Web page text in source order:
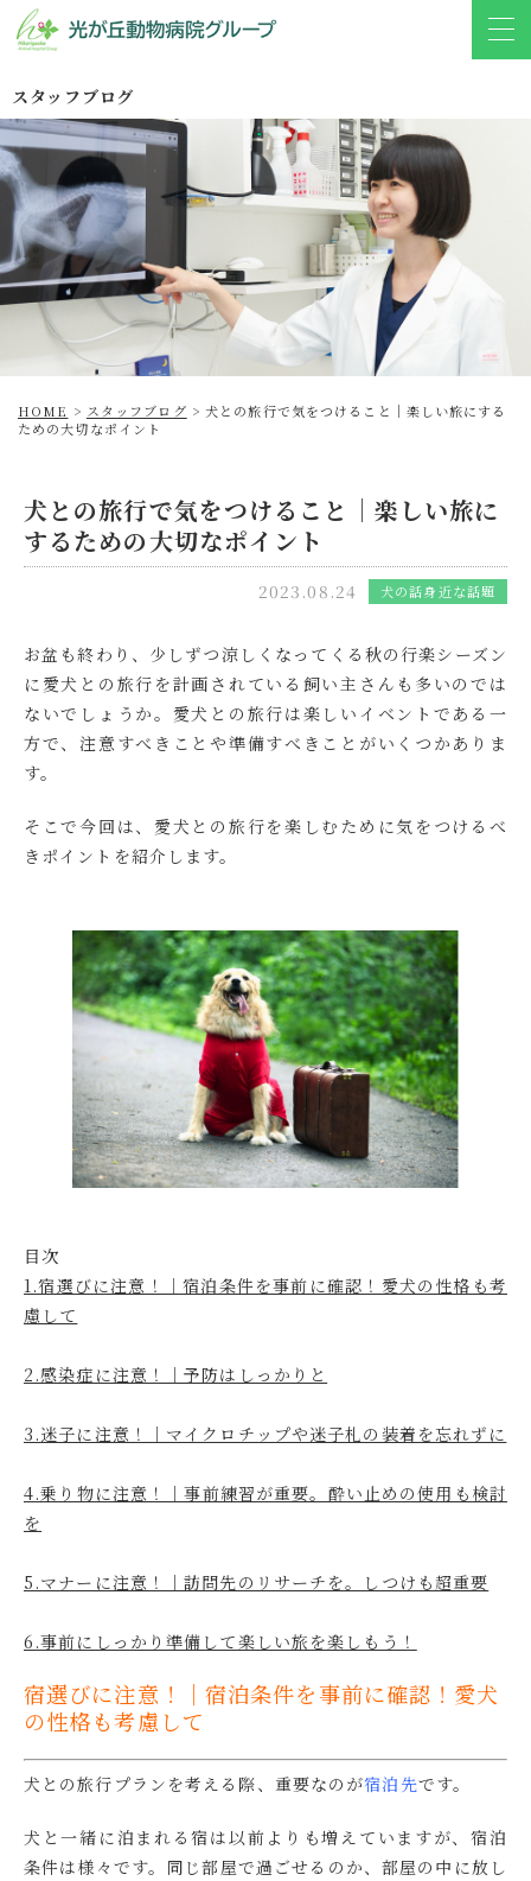
スタッフブログ
HOME > スタッフブログ >犬との旅行で気をつけること｜楽しい旅にする
ための大切なポイント
犬との旅行で気をつけること｜楽しい旅に
するための大切なポイント
2023.08.24 犬の話身近な話題
お盆も終わり、少しずつ涼しくなってくる秋の行楽シーズン
に愛犬との旅行を計画されている飼い主さんも多いのでは
ないでしょうか。愛犬との旅行は楽しいイベントである一
方で、注意すべきことや準備すべきことがいくつかありま
す。
そこで今回は、愛犬との旅行を楽しむために気をつけるべ
きポイントを紹介します。
目次
1.宿選びに注意！｜宿泊条件を事前に確認！愛犬の性格も考
慮して
2.感染症に注意！｜予防はしっかりと
3.迷子に注意！｜マイクロチップや迷子札の装着を忘れずに
4.乗り物に注意！｜事前練習が重要。酔い止めの使用も検討
を
5.マナーに注意！｜訪問先のリサーチを。しつけも超重要
6.事前にしっかり準備して楽しい旅を楽しもう！
宿選びに注意！｜宿泊条件を事前に確認！愛犬
の性格も考慮して
犬との旅行プランを考える際、重要なのが宿泊先です。
犬と一緒に泊まれる宿は以前よりも増えていますが、宿泊
条件は様々です。同じ部屋で過ごせるのか、部屋の中に放し